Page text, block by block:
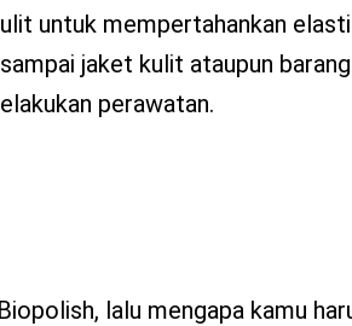
untuk mempertahankan
jaket kulit ataupun
perawatan.
lalu mengapa kamu